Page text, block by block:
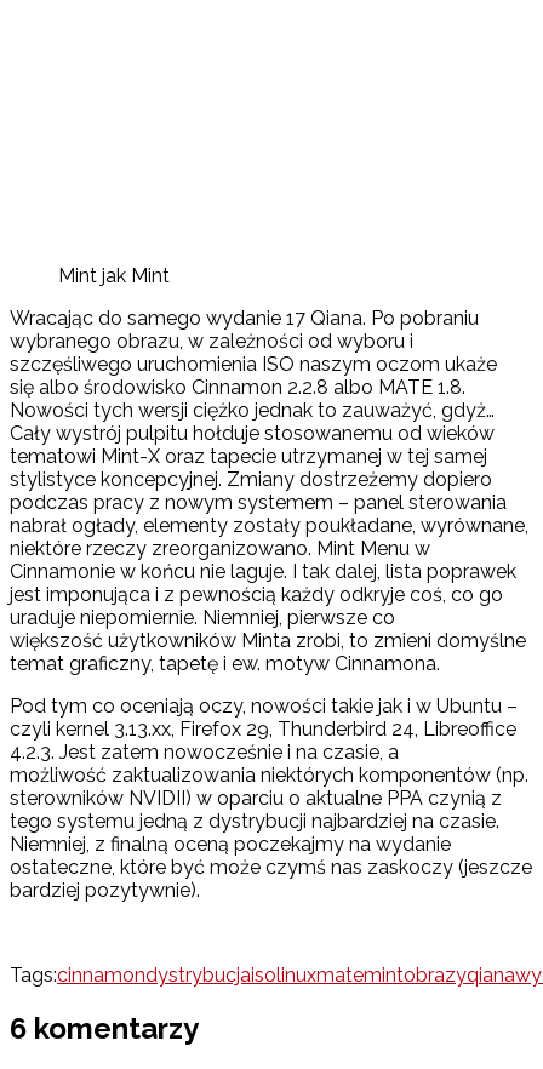
Mint jak Mint
Wracając do samego wydanie 17 Qiana. Po pobraniu
wybranego obrazu, w zależności od wyboru i
szczęśliwego uruchomienia ISO naszym oczom ukaże
się albo środowisko Cinnamon 2.2.8 albo MATE 1.8.
Nowości tych wersji ciężko jednak to zauważyć, gdyż…
Cały wystrój pulpitu hołduje stosowanemu od wieków
tematowi Mint-X oraz tapecie utrzymanej w tej samej
stylistyce koncepcyjnej. Zmiany dostrzeżemy dopiero
podczas pracy z nowym systemem – panel sterowania
nabrał ogłady, elementy zostały poukładane, wyrównane,
niektóre rzeczy zreorganizowano. Mint Menu w
Cinnamonie w końcu nie laguje. I tak dalej, lista poprawek
jest imponująca i z pewnością każdy odkryje coś, co go
uraduje niepomiernie. Niemniej, pierwsze co
większość użytkowników Minta zrobi, to zmieni domyślne
temat graficzny, tapetę i ew. motyw Cinnamona.
Pod tym co oceniają oczy, nowości takie jak i w Ubuntu –
czyli kernel 3.13.xx, Firefox 29, Thunderbird 24, Libreoffice
4.2.3. Jest zatem nowocześnie i na czasie, a
możliwość zaktualizowania niektórych komponentów (np.
sterowników NVIDII) w oparciu o aktualne PPA czynią z
tego systemu jedną z dystrybucji najbardziej na czasie.
Niemniej, z finalną oceną poczekajmy na wydanie
ostateczne, które być może czymś nas zaskoczy (jeszcze
bardziej pozytywnie).
Tags:cinnamondystrybucjaisolinuxmatemintobrazyqiana
6 komentarzy